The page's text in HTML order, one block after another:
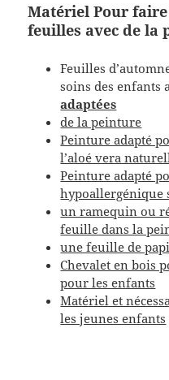
Matériel Pour
feuilles avec de la
Feuilles
soins des enfants
adaptées
de la peinture
Peinture adapté
l’aloé vera
Peinture adapté
hypoallergénique
un ramequin ou
feuille dans la
une feuille de
Chevalet en bois
pour les enfants
Matériel et
les jeunes enfants